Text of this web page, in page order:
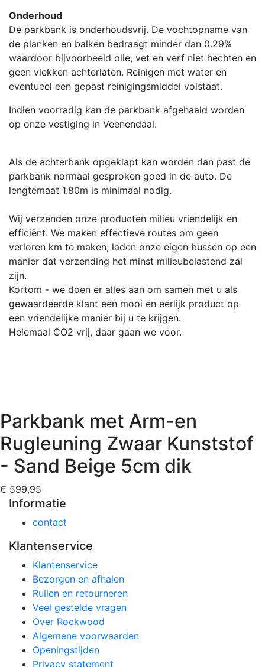
Onderhoud
De parkbank is onderhoudsvrij. De vochtopname van
de planken en balken bedraagt minder dan 0.29%
waardoor bijvoorbeeld olie, vet en verf niet hechten en
geen vlekken achterlaten. Reinigen met water en
eventueel een gepast reinigingsmiddel volstaat.
Indien voorradig kan de parkbank afgehaald worden
op onze vestiging in Veenendaal.
Als de achterbank opgeklapt kan worden dan past de
parkbank normaal gesproken goed in de auto. De
lengtemaat 1.80m is minimaal nodig.
Wij verzenden onze producten milieu vriendelijk en
efficiënt. We maken effectieve routes om geen
verloren km te maken; laden onze eigen bussen op een
manier dat verzending het minst milieubelastend zal
zijn.
Kortom - we doen er alles aan om samen met u als
gewaardeerde klant een mooi en eerlijk product op
een vriendelijke manier bij u te krijgen.
Helemaal CO2 vrij, daar gaan we voor.
Parkbank met Arm-en
Rugleuning Zwaar Kunststof
- Sand Beige 5cm dik
€ 599,95
Informatie
contact
Klantenservice
Klantenservice
Bezorgen en afhalen
Ruilen en retourneren
Veel gestelde vragen
Over Rockwood
Algemene voorwaarden
Openingstijden
Privacy statement